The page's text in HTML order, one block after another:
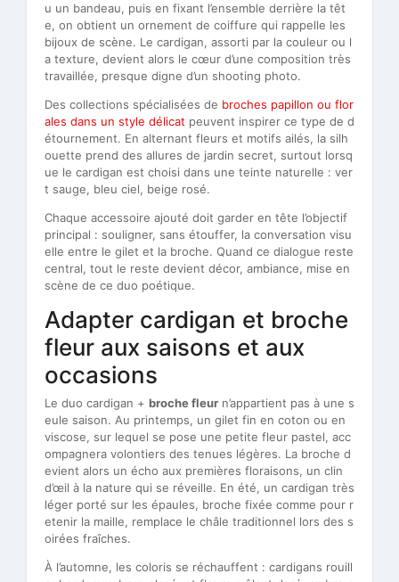
u un bandeau, puis en fixant l’ensemble derrière la têt
e, on obtient un ornement de coiffure qui rappelle les
bijoux de scène. Le cardigan, assorti par la couleur ou l
a texture, devient alors le cœur d’une composition très
travaillée, presque digne d’un shooting photo.
Des collections spécialisées de broches papillon ou flor
ales dans un style délicat peuvent inspirer ce type de d
étournement. En alternant fleurs et motifs ailés, la silh
ouette prend des allures de jardin secret, surtout lorsq
ue le cardigan est choisi dans une teinte naturelle : ver
t sauge, bleu ciel, beige rosé.
Chaque accessoire ajouté doit garder en tête l’objectif
principal : souligner, sans étouffer, la conversation visu
elle entre le gilet et la broche. Quand ce dialogue reste
central, tout le reste devient décor, ambiance, mise en
scène de ce duo poétique.
Adapter cardigan et broche
fleur aux saisons et aux
occasions
Le duo cardigan + broche fleur n’appartient pas à une s
eule saison. Au printemps, un gilet fin en coton ou en
viscose, sur lequel se pose une petite fleur pastel, acc
ompagnera volontiers des tenues légères. La broche d
evient alors un écho aux premières floraisons, un clin
d’œil à la nature qui se réveille. En été, un cardigan très
léger porté sur les épaules, broche fixée comme pour r
etenir la maille, remplace le châle traditionnel lors des s
oirées fraîches.
À l’automne, les coloris se réchauffent : cardigans rouill